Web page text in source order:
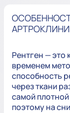
Рентген — это
временем
способность
через ткани
самой
поэтому на